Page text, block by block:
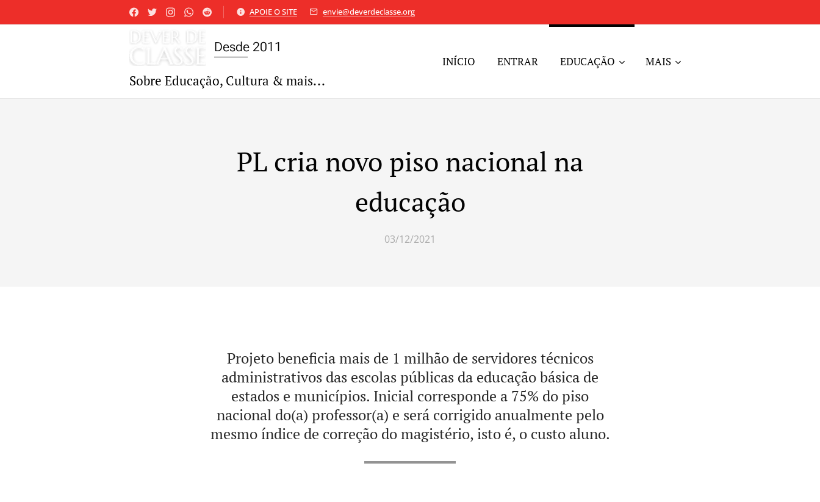
APOIE O SITE envie@deverdeclasse.org
Desde 2011
Sobre Educação, Cultura & mais...
INÍCIO ENTRAR EDUCAÇÃO MAIS
PL cria novo piso nacional na
educação
03/12/2021
Projeto beneficia mais de 1 milhão de servidores técnicos
administrativos das escolas públicas da educação básica de
estados e municípios. Inicial corresponde a 75% do piso
nacional do(a) professor(a) e será corrigido anualmente pelo
mesmo índice de correção do magistério, isto é, o custo aluno.